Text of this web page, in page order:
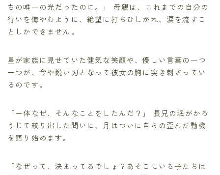
ちの唯一の光だったのに。」 母親は、これまでの自分の
行いを悔やむように、絶望に打ちひしがれ、涙を流すこ
としかできません。
星が家族に見せていた健気な笑顔や、優しい言葉の一つ
一つが、今や鋭い刃となって彼女の胸に突き刺さってい
るのです。
「一体なぜ、そんなことをしたんだ？」 長兄の珉がかろ
うじて絞り出した問いに、月はついに自らの歪んだ動機
を語り始めます。
「なぜって、決まってるでしょ？あそこにいる子たちは